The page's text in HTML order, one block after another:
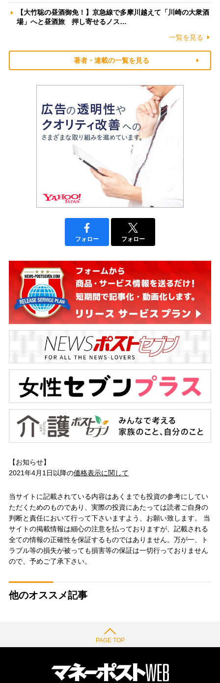
【大竹聡の昼酒御免！】京急線で多摩川越えて「川崎の大衆酒
場」へと昼酒旅 押し寄せるノス…
一覧を見る
著者・連載の一覧を見る
フォロー フォロー
【お知らせ】
2021年4月1日以降の価格表示に関して
当サイトに記載されている内容はあくまでも投資の参考にしてい
ただくためのものであり、実際の投資にあたっては読者ご自身の
判断と責任において行って下さいますよう、お願い致します。 当
サイトの掲載情報は細心の注意を払っておりますが、記載される
全ての情報の正確性を保証するものではありません。万が一、ト
ラブル等の損失が被っても損害等の保証は一切行っておりません
ので、予めご了承下さい。
他のオススメ記事
PAGE TOP